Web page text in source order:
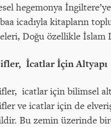
hegemonya
icadıyla kitapların
Doğu özellikle İslam
İcatlar İçin Altyapı
icatlar için bilimsel
ve icatlar için de
Bu zemin üzerinde